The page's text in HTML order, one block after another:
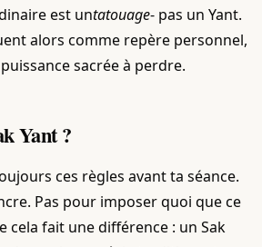
est untatouage- pas un Yant.
alors comme repère personnel,
sacrée à perdre.
Yant ?
ces règles avant ta séance.
Pas pour imposer quoi que ce
cela fait une différence : un Sak